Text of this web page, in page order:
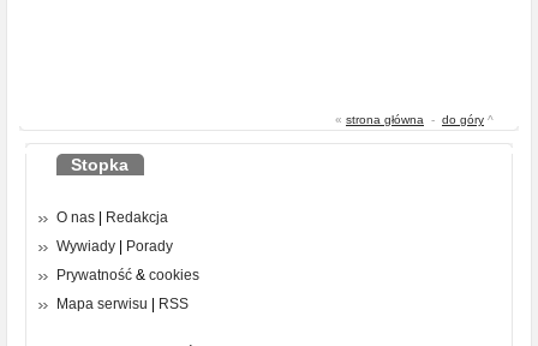
« strona główna - do góry ^
Stopka
O nas | Redakcja
Wywiady | Porady
Prywatność & cookies
Mapa serwisu | RSS